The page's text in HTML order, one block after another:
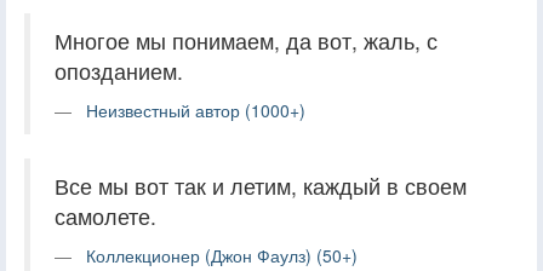
Многое мы понимаем, да вот, жаль, с
опозданием.
Неизвестный автор (1000+)
Все мы вот так и летим, каждый в своем
самолете.
Коллекционер (Джон Фаулз) (50+)